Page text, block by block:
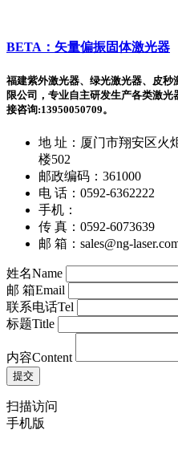
BETA：矢量偏振固体激光器
福建紫外激光器、绿光激光器、皮
限公司，专业自主研发生产各类激
接咨询:13950050709。
地 址：厦门市翔安区火
楼502
邮政编码：361000
电 话：0592-6362222
手机：
传 真：0592-6073639
邮 箱：sales@ng-
姓名Name
邮 箱Email
联系电话Tel
标题Title
内容Content
扫描访问
手机版